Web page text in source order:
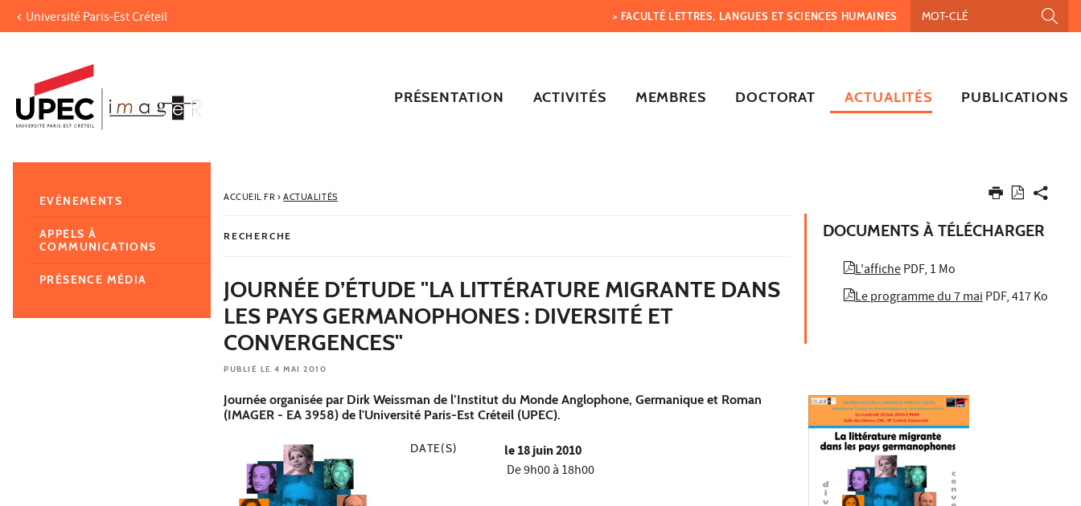
Aller au contenu
Recherche
Navigation secondaire
Université Paris-Est Créteil > FACULTÉ LETTRES, LANGUES ET SCIENCES HUMAINES
PRÉSENTATION ACTIVITÉS MEMBRES DOCTORAT ACTUALITÉS PUBLICATIONS
ACCUEIL FR› ACTUALITÉS
RECHERCHE
JOURNÉE D’ÉTUDE "LA LITTÉRATURE MIGRANTE DANS
LES PAYS GERMANOPHONES : DIVERSITÉ ET
CONVERGENCES"
PUBLIÉ LE 4 MAI 2010
Journée organisée par Dirk Weissman de l’Institut du Monde Anglophone, Germanique et Roman
(IMAGER - EA 3958) de l'Université Paris-Est Créteil (UPEC).
DATE(S) le18 juin 2010
De 9h00 à 18h00
DOCUMENTS À TÉLÉCHARGER
L'affichePDF, 1 Mo
Le programme du 7 maiPDF, 417 Ko
EVÈNEMENTS
APPELS À
COMMUNICATIONS
PRÉSENCE MÉDIA